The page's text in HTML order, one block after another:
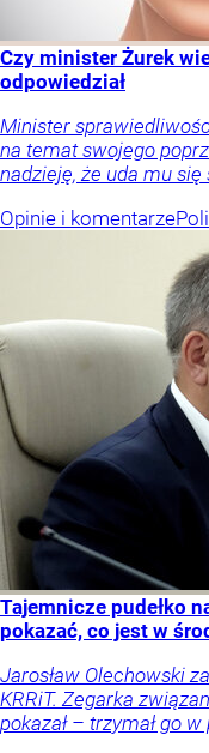
Czy minister Żurek
odpowiedział
Minister
na temat swojego
nadzieję, że uda mu
Opinie i komentarze
Tajemnicze pudełko
pokazać, co jest w
Jarosław Olechowski
KRRiT. Zegarka
pokazał – trzymał go w